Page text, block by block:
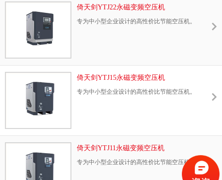
倚天剑YTJ22永磁变频空压机
专为中小型企业设计的高性价比节能空压机。
倚天剑YTJ15永磁变频空压机
专为中小型企业设计的高性价比节能空压机。
倚天剑YTJ11永磁变频空压机
专为中小型企业设计的高性价比节能空压机。